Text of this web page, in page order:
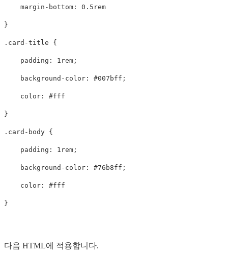
margin-bottom : 0.5rem
}
.card-title {
padding : 1rem ;
background-color : #007bff ;
color : #fff
}
.card-body {
padding : 1rem ;
background-color : #76b8ff ;
color : #fff
}
다음 HTML에 적용합니다.